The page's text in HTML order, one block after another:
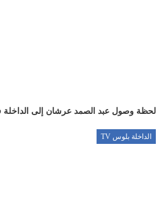
لحظة وصول عبد الصمد عرشان إلى الداخلة
الداخلة بلوس TV